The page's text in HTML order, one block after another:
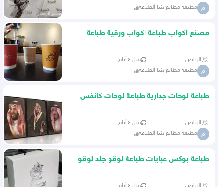
م مطبعة مطابع دنيا الطباعة
مصنع اكواب طباعة اكواب ورقية طباعة
الرياض قبل ٤ أيام
م مطبعة مطابع دنيا الطباعة
طباعة لوحات جدارية طباعة لوحات كانفس
الرياض قبل ٤ أيام
م مطبعة مطابع دنيا الطباعة
طباعة بوكس عبايات طباعة لوقو جلد لوقو
الرياض قبل ٤ أيام